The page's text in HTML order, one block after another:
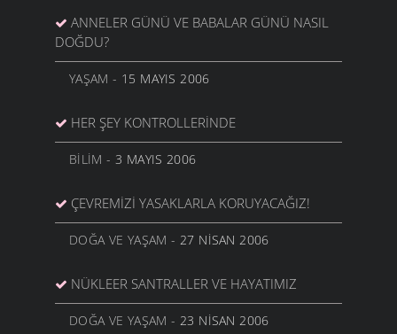
ANNELER GÜNÜ VE BABALAR GÜNÜ NASIL
DOĞDU?
YAŞAM - 15 MAYIS 2006
HER ŞEY KONTROLLERINDE
BILIM - 3 MAYIS 2006
ÇEVREMIZI YASAKLARLA KORUYACAĞIZ!
DOĞA VE YAŞAM - 27 NISAN 2006
NÜKLEER SANTRALLER VE HAYATIMIZ
DOĞA VE YAŞAM - 23 NISAN 2006